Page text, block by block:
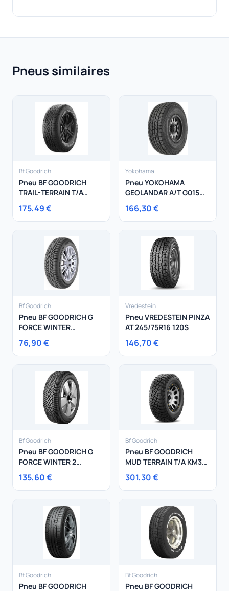
Pneus similaires
Bf Goodrich
Pneu BF GOODRICH
TRAIL-TERRAIN T/A
225/75R16 108T
175,49 €
Yokohama
Pneu YOKOHAMA
GEOLANDAR A/T G015
245/75R16 109T
166,30 €
Bf Goodrich
Pneu BF GOODRICH G
FORCE WINTER
185/65R15 92T
76,90 €
Vredestein
Pneu VREDESTEIN PINZA
AT 245/75R16 120S
146,70 €
Bf Goodrich
Pneu BF GOODRICH G
FORCE WINTER 2
225/45R18 95V
135,60 €
Bf Goodrich
Pneu BF GOODRICH
MUD TERRAIN T/A KM3
245/75R17 121Q
301,30 €
Bf Goodrich
Pneu BF GOODRICH
Bf Goodrich
Pneu BF GOODRICH